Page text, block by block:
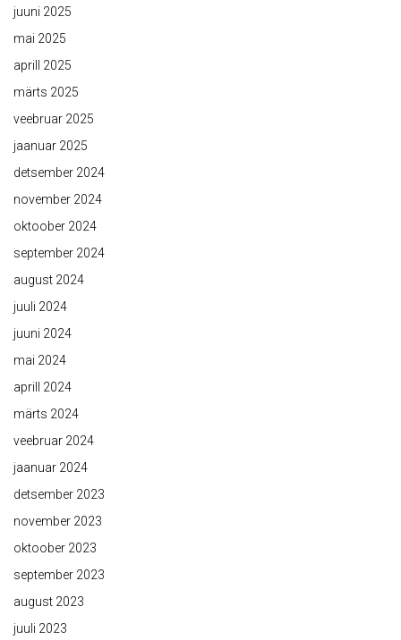
juuni 2025
mai 2025
aprill 2025
märts 2025
veebruar 2025
jaanuar 2025
detsember 2024
november 2024
oktoober 2024
september 2024
august 2024
juuli 2024
juuni 2024
mai 2024
aprill 2024
märts 2024
veebruar 2024
jaanuar 2024
detsember 2023
november 2023
oktoober 2023
september 2023
august 2023
juuli 2023